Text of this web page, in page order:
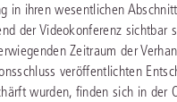
in ihren wesentlichen
der Videokonferenz sichtbar
Zeitraum der
veröffentlichten
wurden, finden sich in der